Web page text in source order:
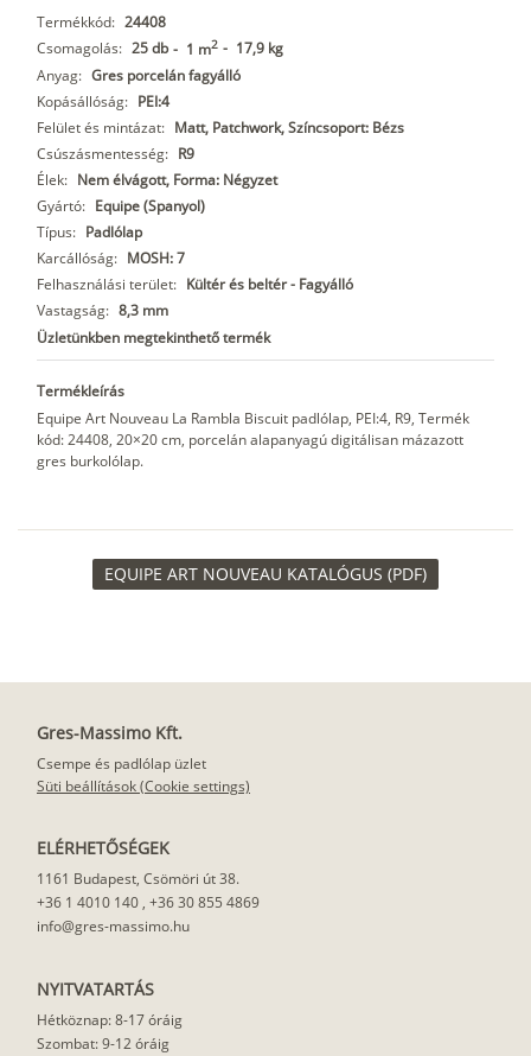
Termékkód: 24408
Csomagolás: 25 db - 1 m2 - 17,9 kg
Anyag: Gres porcelán fagyálló
Kopásállóság: PEI:4
Felület és mintázat: Matt, Patchwork, Színcsoport: Bézs
Csúszásmentesség: R9
Élek: Nem élvágott, Forma: Négyzet
Gyártó: Equipe (Spanyol)
Típus: Padlólap
Karcállóság: MOSH: 7
Felhasználási terület: Kültér és beltér - Fagyálló
Vastagság: 8,3 mm
Üzletünkben megtekinthető termék
Termékleírás
Equipe Art Nouveau La Rambla Biscuit padlólap, PEI:4, R9, Termék
kód: 24408, 20×20 cm, porcelán alapanyagú digitálisan mázazott
gres burkolólap.
EQUIPE ART NOUVEAU KATALÓGUS (PDF)
Gres-Massimo Kft.
Csempe és padlólap üzlet
Süti beállítások (Cookie settings)
ELÉRHETŐSÉGEK
1161 Budapest, Csömöri út 38.
+36 1 4010 140 , +36 30 855 4869
info@gres-massimo.hu
NYITVATARTÁS
Hétköznap: 8-17 óráig
Szombat: 9-12 óráig